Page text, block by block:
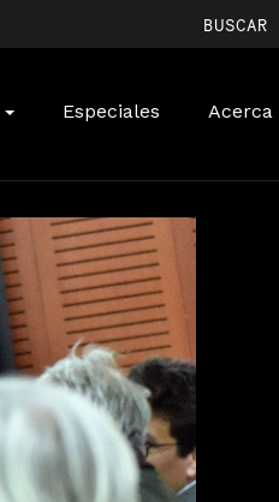
BUSCAR
Especiales Acerca